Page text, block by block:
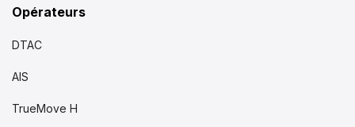
Opérateurs
DTAC
AIS
TrueMove H